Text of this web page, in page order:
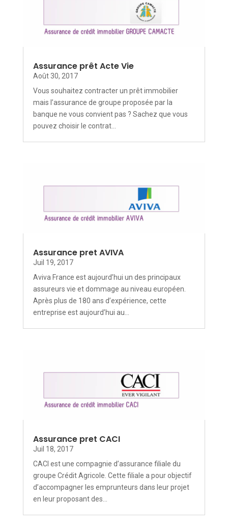
Assurance prêt Acte Vie
Août 30, 2017
Vous souhaitez contracter un prêt immobilier
mais l’assurance de groupe proposée par la
banque ne vous convient pas ? Sachez que vous
pouvez choisir le contrat...
Assurance pret AVIVA
Juil 19, 2017
Aviva France est aujourd’hui un des principaux
assureurs vie et dommage au niveau européen.
Après plus de 180 ans d’expérience, cette
entreprise est aujourd’hui au...
Assurance pret CACI
Juil 18, 2017
CACI est une compagnie d’assurance filiale du
groupe Crédit Agricole. Cette filiale a pour objectif
d’accompagner les emprunteurs dans leur projet
en leur proposant des...